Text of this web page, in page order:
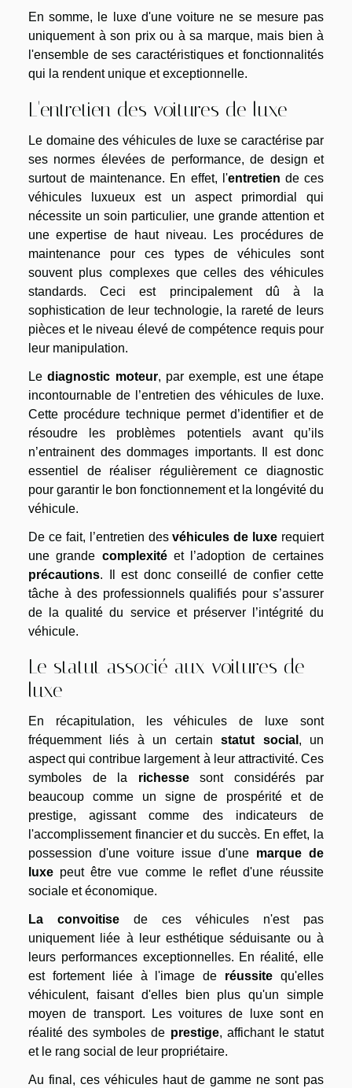
En somme, le luxe d'une voiture ne se mesure pas
uniquement à son prix ou à sa marque, mais bien à
l'ensemble de ses caractéristiques et fonctionnalités
qui la rendent unique et exceptionnelle.
L'entretien des voitures de luxe
Le domaine des véhicules de luxe se caractérise par
ses normes élevées de performance, de design et
surtout de maintenance. En effet, l'entretien de ces
véhicules luxueux est un aspect primordial qui
nécessite un soin particulier, une grande attention et
une expertise de haut niveau. Les procédures de
maintenance pour ces types de véhicules sont
souvent plus complexes que celles des véhicules
standards. Ceci est principalement dû à la
sophistication de leur technologie, la rareté de leurs
pièces et le niveau élevé de compétence requis pour
leur manipulation.
Lediagnostic moteur, par exemple, est une étape
incontournable de l’entretien des véhicules de luxe.
Cette procédure technique permet d’identifier et de
résoudre les problèmes potentiels avant qu’ils
n’entrainent des dommages importants. Il est donc
essentiel de réaliser régulièrement ce diagnostic
pour garantir le bon fonctionnement et la longévité du
véhicule.
De ce fait, l’entretien desvéhicules de luxe requiert
une grande complexitéet l’adoption de certaines
précautions. Il est donc conseillé de confier cette
tâche à des professionnels qualifiés pour s’assurer
de la qualité du service et préserver l’intégrité du
véhicule.
Le statut associé aux voitures de
luxe
En récapitulation, les véhicules de luxe sont
fréquemment liés à un certainstatut social , un
aspect qui contribue largement à leur attractivité. Ces
symboles de la richessesont considérés par
beaucoup comme un signe de prospérité et de
prestige, agissant comme des indicateurs de
l'accomplissement financier et du succès. En effet, la
possession d'une voiture issue d'une marque de
luxe peut être vue comme le reflet d'une réussite
sociale et économique.
La convoitise de ces véhicules n'est pas
uniquement liée à leur esthétique séduisante ou à
leurs performances exceptionnelles. En réalité, elle
est fortement liée à l'image de réussite qu'elles
véhiculent, faisant d'elles bien plus qu'un simple
moyen de transport. Les voitures de luxe sont en
réalité des symboles de prestige, affichant le statut
et le rang social de leur propriétaire.
Au final, ces véhicules haut de gamme ne sont pas